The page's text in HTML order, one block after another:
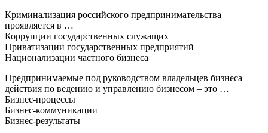
Криминализация российского предпринимательства
проявляется в …
Коррупции государственных служащих
Приватизации государственных предприятий
Национализации частного бизнеса
Предпринимаемые под руководством владельцев бизнеса
действия по ведению и управлению бизнесом – это …
Бизнес-процессы
Бизнес-коммуникации
Бизнес-результаты